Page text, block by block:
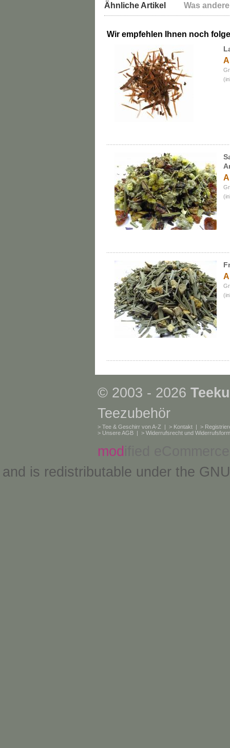
Ähnliche Artikel Was
Wir empfehlen Ihnen noch
© 2003 - 2026
Teezubehör
> Tee & Geschirr von A-Z | > Kontakt | >
> Unsere AGB | > Widerrufsrecht und
mod
and is redistributable under the